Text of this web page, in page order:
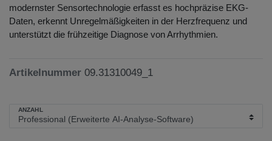
modernster Sensortechnologie erfasst es hochpräzise EKG-
Daten, erkennt Unregelmäßigkeiten in der Herzfrequenz und
unterstützt die frühzeitige Diagnose von Arrhythmien.
Artikelnummer 09.31310049_1
ANZAHL